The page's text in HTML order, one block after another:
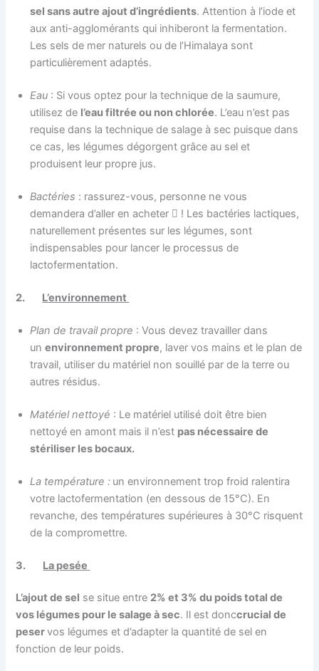
sel sans autre ajout d’ingrédients. Attention à l’iode et
aux anti-agglomérants qui inhiberont la fermentation.
Les sels de mer naturels ou de l’Himalaya sont
particulièrement adaptés.
Eau : Si vous optez pour la technique de la saumure,
utilisez de l’eau filtrée ou non chlorée. L’eau n’est pas
requise dans la technique de salage à sec puisque dans
ce cas, les légumes dégorgent grâce au sel et
produisent leur propre jus.
Bactéries : rassurez-vous, personne ne vous
demandera d’aller en acheter  ! Les bactéries lactiques,
naturellement présentes sur les légumes, sont
indispensables pour lancer le processus de
lactofermentation.
2. L’environnement
Plan de travail propre : Vous devez travailler dans
unenvironnement propre, laver vos mains et le plan de
travail, utiliser du matériel non souillé par de la terre ou
autres résidus.
Matériel nettoyé : Le matériel utilisé doit être bien
nettoyé en amont mais il n’est pas nécessaire de
stériliser les bocaux.
La température : un environnement trop froid ralentira
votre lactofermentation (en dessous de 15°C). En
revanche, des températures supérieures à 30°C risquent
de la compromettre.
3. La pesée
L’ajout de sel se situe entre 2% et 3% du poids total de
vos légumes pour le salage à sec. Il est donccrucial de
peservos légumes et d’adapter la quantité de sel en
fonction de leur poids.